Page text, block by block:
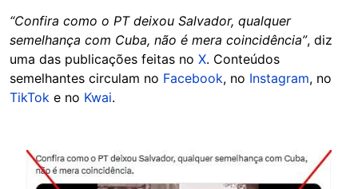
“Confira como o PT deixou Salvador, qualquer
semelhança com Cuba, não é mera coincidência”, diz
uma das publicações feitas no X. Conteúdos
semelhantes circulam no Facebook, no Instagram, no
TikTok e no Kwai.
Image